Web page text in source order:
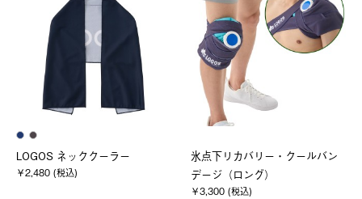
LOGOS ネッククーラー
￥2,480 (税込)
氷点下リカバリー・クールバン
デージ（ロング）
￥3,300 (税込)